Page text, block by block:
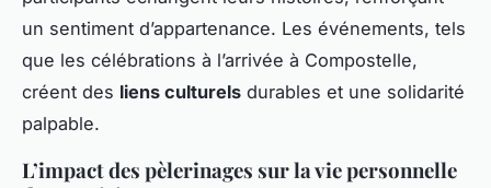
un sentiment d’appartenance. Les événements, tels
que les célébrations à l’arrivée à Compostelle,
créent des liens culturels durables et une solidarité
palpable.
L’impact des pèlerinages sur la vie personnelle